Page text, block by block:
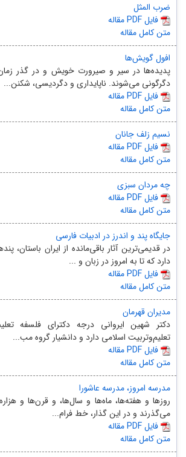
ضرب‌ المثل
مقاله PDF فایل
متن کامل مقاله
افول گویش‌ها
پدیده‌ها در سیر و صیرورت خویش و در گذر
دگرگونی می‌شوند. ناپایداری و دگردیسی، شکنن...
مقاله PDF فایل
متن کامل مقاله
نسیم زلف جانان
مقاله PDF فایل
متن کامل مقاله
چه مردان سبزی
مقاله PDF فایل
متن کامل مقاله
جایگاه پند و اندرز در ادبیات فارسی
در قدیمی‌ترین آثار باقی‌مانده از ایران باستان،
دارد که تا به امروز در زبان و ...
مقاله PDF فایل
متن کامل مقاله
مدیران قهرمان
دکتر شهین ایروانی درجه دکترای فلسفه
تعلیم‌وتربیت اسلامی دارد و دانشیار گروه مب...
مقاله PDF فایل
متن کامل مقاله
مدرسه امروز، مدرسه عاشورا
روزها و هفته‌ها، ماه‌ها و سال‌ها، و قرن‌ها و
می‌گذرند و در این گذار، خط فرام...
مقاله PDF فایل
متن کامل مقاله